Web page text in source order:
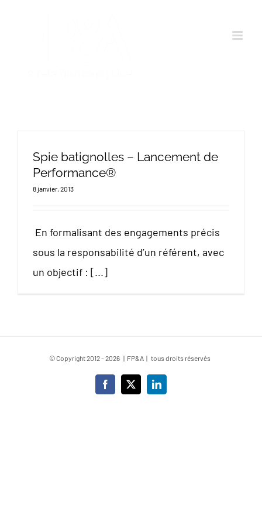
Spie batignolles – Lancement de
Performance®
8 janvier, 2013
En formalisant des engagements précis
sous la responsabilité d’un référent, avec
un objectif : [...]
© Copyright 2012 -2026 | FP&A | tous droits réservés
Facebook
X LinkedIn